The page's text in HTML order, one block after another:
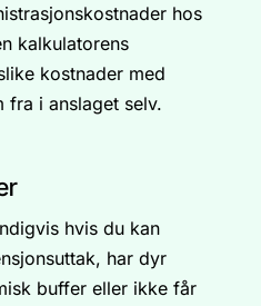
hos
kalkulatorens
kostnader med
fra i anslaget selv.
hvis du kan
har dyr
buffer eller ikke får